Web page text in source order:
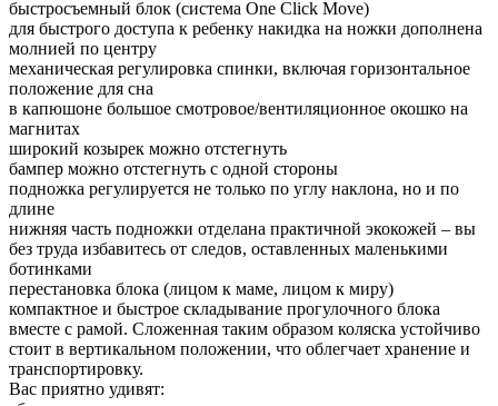
быстросъемный блок (система One Click Move)
для быстрого доступа к ребенку накидка на ножки дополнена
молнией по центру
механическая регулировка спинки, включая горизонтальное
положение для сна
в капюшоне большое смотровое/вентиляционное окошко на
магнитах
широкий козырек можно отстегнуть
бампер можно отстегнуть с одной стороны
подножка регулируется не только по углу наклона, но и по
длине
нижняя часть подножки отделана практичной экокожей – вы
без труда избавитесь от следов, оставленных маленькими
ботинками
перестановка блока (лицом к маме, лицом к миру)
компактное и быстрое складывание прогулочного блока
вместе с рамой. Сложенная таким образом коляска устойчиво
стоит в вертикальном положении, что облегчает хранение и
транспортировку.
Вас приятно удивят: